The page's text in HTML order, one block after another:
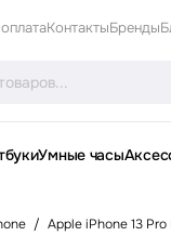
КонтактыБренды
Умные часы
/ Apple iPhone 13 Pro